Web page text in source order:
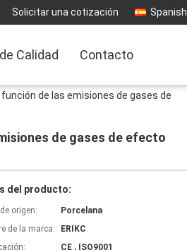
Solicitar una cotización Spanish
Calidad Contacto
de las emisiones de gases de
de gases de efecto
del producto:
origen:
Porcelana
de la marca:
ERIKC
CE , ISO9001